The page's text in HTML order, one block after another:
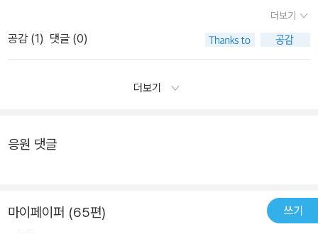
유는 지금 우리가 처한 기독교의 현실이 길리어드의 그것과 비교해서
정도만 다를 뿐 본질은 비슷하다는 슬픈 결론에 도달할 수밖에 없기
한 집단의 사익을 위해 이용되는 모든 것은 그것이 아무리 거룩한 종
아니라 그 개인과 집단이 속한 더 큰 사회구조를 볼 줄 알아야 한다.
비교할 수 없이 커다란 물인 국가나 사회를, 그리고 그 국가나 사회를
테일 이라는 미드로 인기리에 방영된 오리지널 드라마로 보고 놀랐던
작품입니다. 출산율이 계속 감소 된다면 이라는 가정하에 작품에 몰
입했던 기억이 납니다. 이제 마거릿 애트우드의 원작으로 리투선정1
00 도서로 읽게 되었습니다. 섬특하고 끔찍한 미래의 이야기 황금가
일이 일어나든 평상시와 다름없이, 심지어 지금도 평상시와 다름없이
들을 생각해 본다. 밖에 있는 사람들, 여기 내가 이렇게 복에 겨운 삶
을 누리고 있는 이곳은 국가의 심장부다. ---p.117 나는 정숙과 기
더보기
공감 (1) 댓글 (0)
더보기
응원 댓글
마이페이퍼 (65편) 쓰기